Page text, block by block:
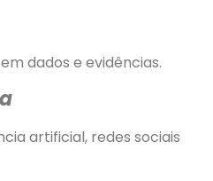
dados e evidências.
artificial, redes sociais